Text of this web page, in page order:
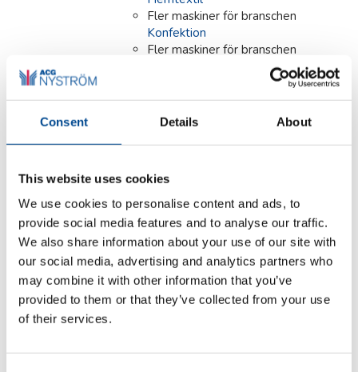
Consent Details About
This website uses cookies
We use cookies to personalise content and ads, to
provide social media features and to analyse our traffic.
We also share information about your use of our site with
our social media, advertising and analytics partners who
may combine it with other information that you’ve
provided to them or that they’ve collected from your use
of their services.
Fler maskiner för branschen
Konfektion
Fler maskiner för branschen
Fler maskiner för branschen
Möbel/Bil/Tapetserare
Fler maskiner för branschen
Fler maskiner för branschen
Fler maskiner för branschen
Teater/Opera/Skola
Fler maskiner för branschen
Tvätteri
Detaljer